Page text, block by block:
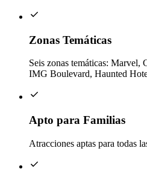
Zonas Temáticas
Seis zonas temáticas:
IMG Boulevard, Haunted
Apto para Familias
Atracciones aptas para todas